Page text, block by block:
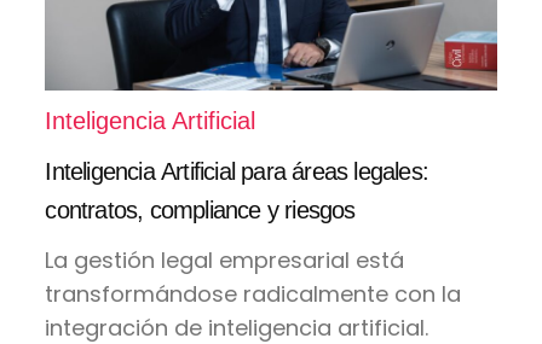
Inteligencia Artificial
Inteligencia Artificial para áreas legales:
contratos, compliance y riesgos
La gestión legal empresarial está
transformándose radicalmente con la
integración de inteligencia artificial.